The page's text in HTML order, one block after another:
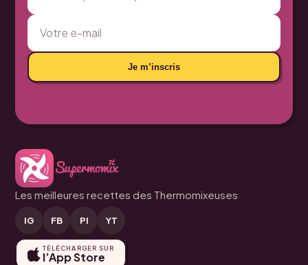
Je m’inscris
Les meilleures recettes des Thermomixeuses
IG FB PI YT
TÉLÉCHARGER SUR
l’App Store